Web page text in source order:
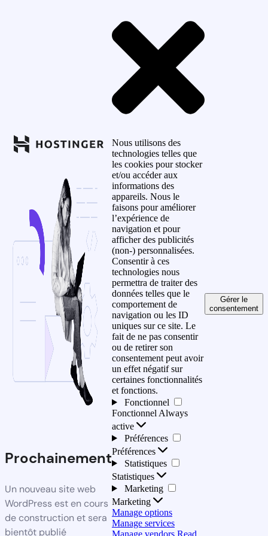
Prochainement
Un nouveau site web
WordPress est en cours
de construction et sera
bientôt publié
Nous utilisons des
technologies telles que
les cookies pour stocker
et/ou accéder aux
informations des
appareils. Nous le
faisons pour améliorer
l’expérience de
navigation et pour
afficher des publicités
(non-) personnalisées.
Consentir à ces
technologies nous
permettra de traiter des
données telles que le
comportement de
navigation ou les ID
uniques sur ce site. Le
fait de ne pas consentir
ou de retirer son
consentement peut avoir
un effet négatif sur
certaines fonctionnalités
et fonctions.
Fonctionnel
Fonctionnel Always
active
Préférences
Préférences
Statistiques
Statistiques
Marketing
Marketing
Manage options
Manage services
Manage vendors Read
Gérer le
consentement